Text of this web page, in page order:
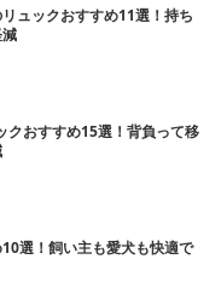
ュックおすすめ11選！持ち
おすすめ15選！背負って移
選！飼い主も愛犬も快適で